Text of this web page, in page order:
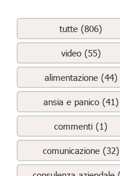
tutte (806)
video (55)
alimentazione (44)
ansia e panico (41)
commenti (1)
comunicazione (32)